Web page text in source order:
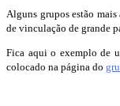
Alguns grupos estão
de vinculação de grande
Fica aqui o exemplo de
colocado na página do